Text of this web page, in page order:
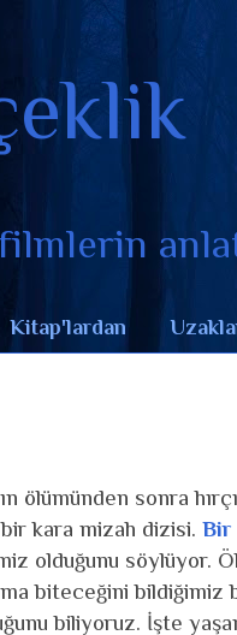
Kitap'lardan
ölümünden sonra
kara mizah dizisi. Bir
olduğunu söylüyor.
biteceğini
biliyoruz. İşte